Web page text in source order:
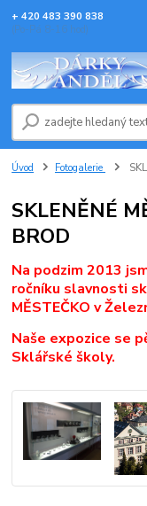
+ 420 483 390 838
(Po-Pá 8-16 hod)
Úvod Fotogalerie
SKLENĚNÉ
BROD
Na podzim 2013
ročníku slavnosti
MĚSTEČKO v
Naše expozice se
Sklářské školy.